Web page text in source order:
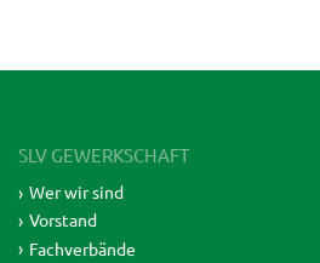
SLV GEWERKSCHAFT
Wer wir sind
Vorstand
Fachverbände